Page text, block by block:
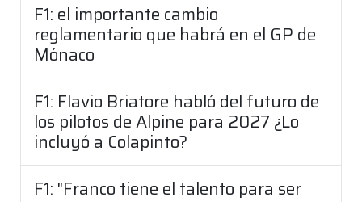
F1: el importante cambio
reglamentario que habrá en el GP de
Mónaco
F1: Flavio Briatore habló del futuro de
los pilotos de Alpine para 2027 ¿Lo
incluyó a Colapinto?
F1: "Franco tiene el talento para ser